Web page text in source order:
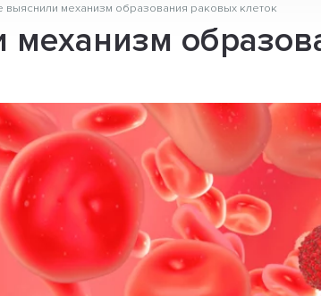
выяснили механизм образования раковых клеток